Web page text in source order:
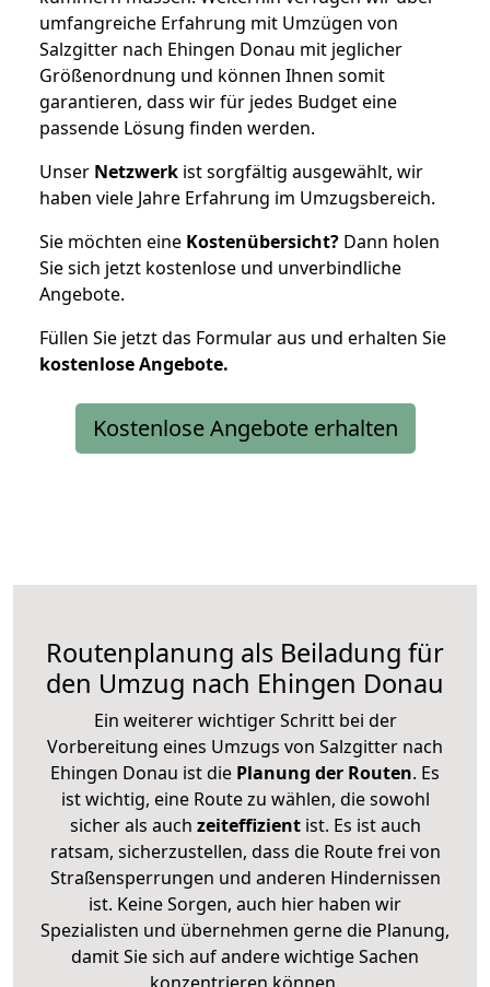
umfangreiche Erfahrung mit Umzügen von
Salzgitter nach Ehingen Donau mit jeglicher
Größenordnung und können Ihnen somit
garantieren, dass wir für jedes Budget eine
passende Lösung finden werden.
Unser Netzwerk ist sorgfältig ausgewählt, wir
haben viele Jahre Erfahrung im Umzugsbereich.
Sie möchten eine Kostenübersicht? Dann holen
Sie sich jetzt kostenlose und unverbindliche
Angebote.
Füllen Sie jetzt das Formular aus und erhalten Sie
kostenloseAngebote.
Kostenlose Angebote erhalten
Routenplanung als Beiladung für
den Umzug nach Ehingen Donau
Ein weiterer wichtiger Schritt bei der
Vorbereitung eines Umzugs von Salzgitter nach
Ehingen Donau ist die Planung der Routen. Es
ist wichtig, eine Route zu wählen, die sowohl
sicher als auch zeiteffizientist. Es ist auch
ratsam, sicherzustellen, dass die Route frei von
Straßensperrungen und anderen Hindernissen
ist. Keine Sorgen, auch hier haben wir
Spezialisten und übernehmen gerne die Planung,
damit Sie sich auf andere wichtige Sachen